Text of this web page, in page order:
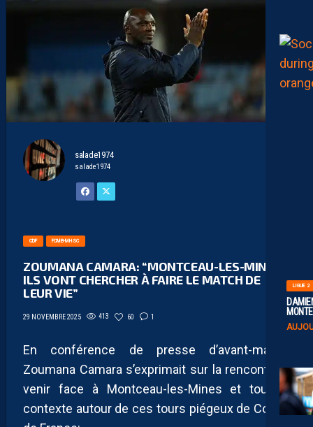
LIGUE 2
salade1974
salade1974
CDF FCMB-MHSC
ZOUMANA CAMARA: “MONTCEAU-LES-MINES,
ILS VONT CHERCHER À FAIRE LE MATCH DE
LEUR VIE”
29 NOVEMBRE 2025 413 60 1
En conférence de presse d’avant-match,
Zoumana Camara s’exprimait sur la rencontre à
venir face à Montceau-les-Mines et tout le
contexte autour de ces tours piégeux de Coupe